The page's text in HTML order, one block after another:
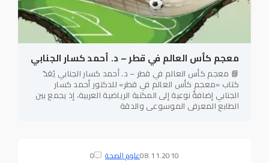
معجم كأس العالم في قطر – د. أحمد كسار الجنابي
📘 معجم كأس العالم في قطر – د. أحمد كسار الجنابي يُعَدّ
كتاب «معجم كأس العالم في قطر» للدكتور أحمد كسار
الجنابي إضافةً نوعية إلى المكتبة الرياضية العربية، إذ يجمع بين
الطابع المعرفي الموسوعي والدقة
08.11.2010علوم الصحة 0